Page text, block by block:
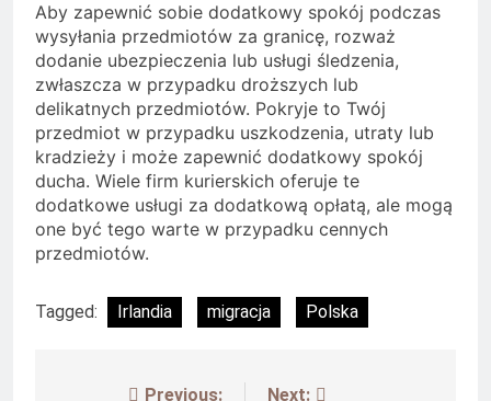
Aby zapewnić sobie dodatkowy spokój podczas
wysyłania przedmiotów za granicę, rozważ
dodanie ubezpieczenia lub usługi śledzenia,
zwłaszcza w przypadku droższych lub
delikatnych przedmiotów. Pokryje to Twój
przedmiot w przypadku uszkodzenia, utraty lub
kradzieży i może zapewnić dodatkowy spokój
ducha. Wiele firm kurierskich oferuje te
dodatkowe usługi za dodatkową opłatą, ale mogą
one być tego warte w przypadku cennych
przedmiotów.
Tagged: Irlandia migracja Polska
Previous: Next: